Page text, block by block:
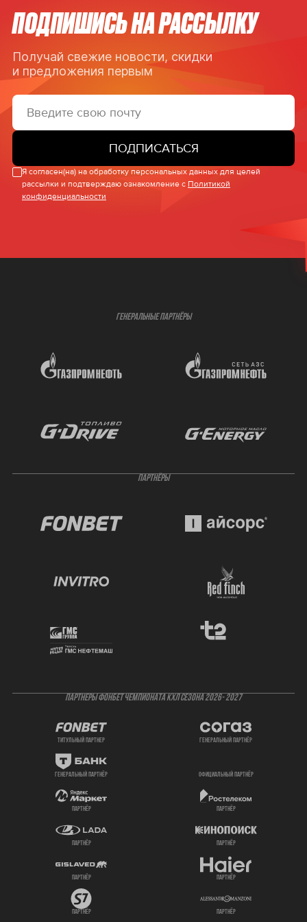
ПОДПИШИСЬ НА РАССЫЛКУ
Получай свежие новости, скидки
и предложения первым
ПОДПИСАТЬСЯ
Я согласен(на) на обработку персональных данных для целей
рассылки и подтверждаю ознакомление с Политикой
конфиденциальности
ГЕНЕРАЛЬНЫЕ ПАРТНЁРЫ
ПАРТНЁРЫ
ПАРТНЕРЫ ФОНБЕТ ЧЕМПИОНАТА КХЛ СЕЗОНА 2026- 2027
титульный партнер генеральный партнёр
генеральный партнёр официальный партнёр
партнёр партнёр
партнёр партнёр
партнёр партнёр
партнёр партнёр